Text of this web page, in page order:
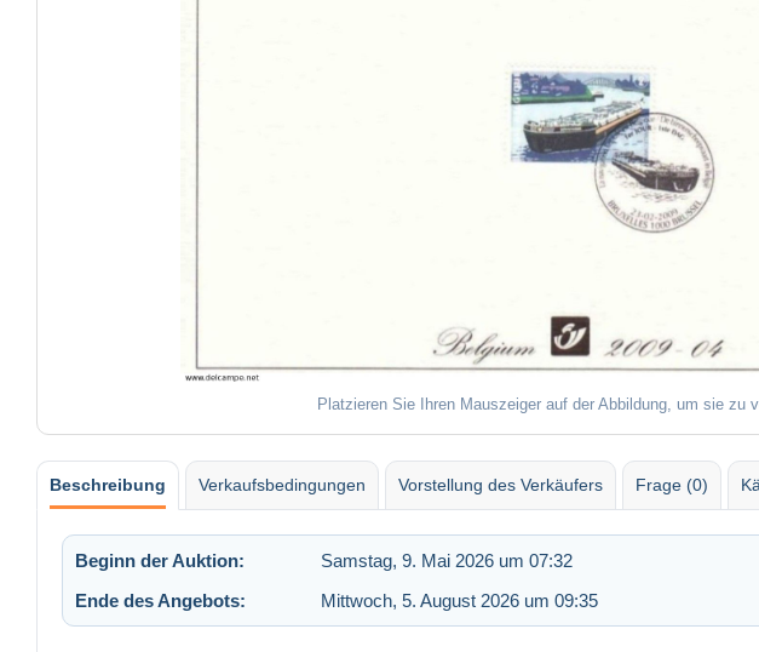
Platzieren Sie Ihren Mauszeiger auf der Abbildung, um sie zu
Beschreibung Verkaufsbedingungen Vorstellung des Verkäufers Frage (0)
Beginn der Auktion: Samstag, 9. Mai 2026 um 07:32
Ende des Angebots:
Mittwoch, 5. August 2026 um 09:35